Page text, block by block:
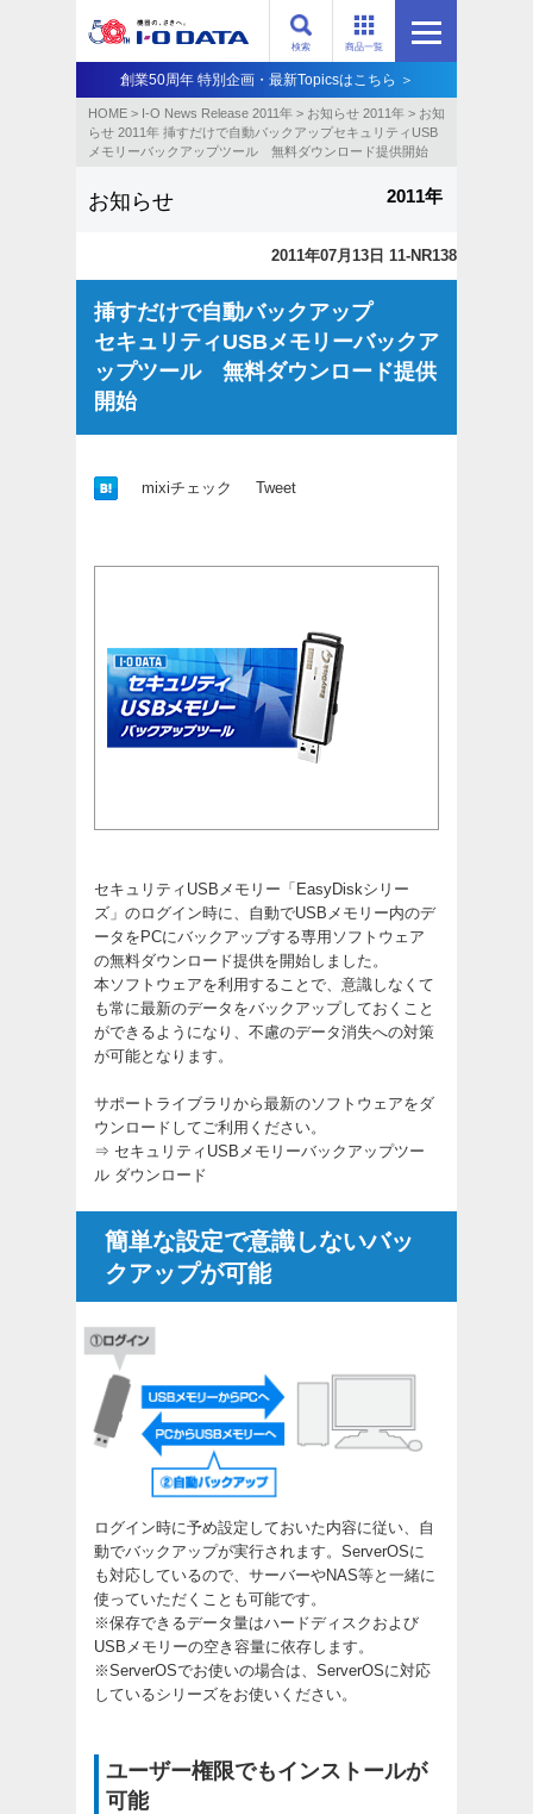
商品一覧
検索
創業50周年 特別企画・最新Topicsはこちら ＞
HOME > I-O News Release 2011年 > お知らせ 2011年 > お知
らせ 2011年 挿すだけで自動バックアップセキュリティUSB
メモリーバックアップツール 無料ダウンロード提供開始
お知らせ 2011年
2011年07月13日 11-NR138
挿すだけで自動バックアップ
セキュリティUSBメモリーバックア
ップツール 無料ダウンロード提供
開始
mixiチェック Tweet
セキュリティUSBメモリー「EasyDiskシリー
ズ」のログイン時に、自動でUSBメモリー内のデ
ータをPCにバックアップする専用ソフトウェア
の無料ダウンロード提供を開始しました。
本ソフトウェアを利用することで、意識しなくて
も常に最新のデータをバックアップしておくこと
ができるようになり、不慮のデータ消失への対策
が可能となります。
サポートライブラリから最新のソフトウェアをダ
ウンロードしてご利用ください。
⇒ セキュリティUSBメモリーバックアップツー
ル ダウンロード
簡単な設定で意識しないバッ
クアップが可能
ログイン時に予め設定しておいた内容に従い、自
動でバックアップが実行されます。ServerOSに
も対応しているので、サーバーやNAS等と一緒に
使っていただくことも可能です。
※保存できるデータ量はハードディスクおよび
USBメモリーの空き容量に依存します。
※ServerOSでお使いの場合は、ServerOSに対応
しているシリーズをお使いください。
ユーザー権限でもインストールが
可能